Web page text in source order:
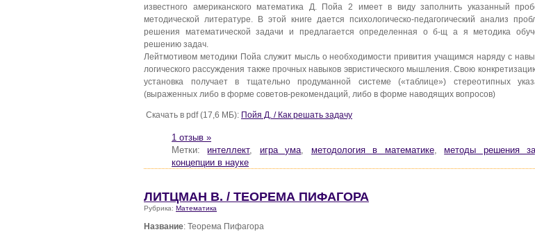
известного американского математика Д. Пойа 2 имеет в виду заполнить указанный
методической литературе. В этой книге дается психологическо-педагогический анализ
решения математической задачи и предлагается определенная о б-щ а я методика
решению задач.
Лейтмотивом методики Пойа служит мысль о необходимости привития учащимся наряду с
логического рассуждения также прочных навыков эвристического мышления. Свою
установка получает в тщательно продуманной системе («таблице») стереотипных
(выраженных либо в форме советов-рекомендаций, либо в форме наводящих вопросов)
Скачать в pdf (17,6 МБ): Пойя Д. / Как решать задачу
1 отзыв »
Метки:интеллект, игра ума, методология в математике,методы решения
концепции в науке
ЛИТЦМАН В. / ТЕОРЕМА ПИФАГОРА
Рубрика: Математика
Название: Теорема Пифагора